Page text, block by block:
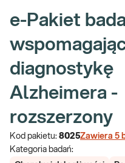
e-Pakiet
diagnostykę
Alzheimera -
rozszerzony
Kod pakietu: 8025Zawiera 5
Kategoria badań: